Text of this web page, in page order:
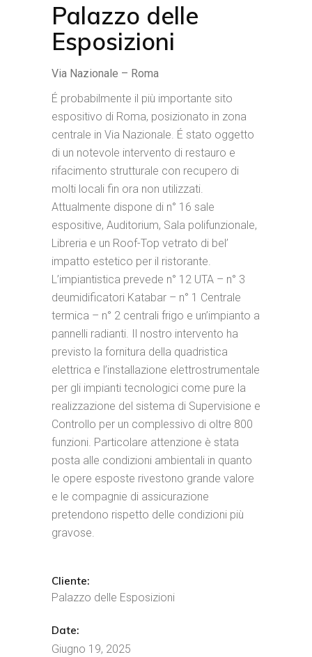
Palazzo delle
Esposizioni
Via Nazionale – Roma
É probabilmente il più importante sito
espositivo di Roma, posizionato in zona
centrale in Via Nazionale. É stato oggetto
di un notevole intervento di restauro e
rifacimento strutturale con recupero di
molti locali fin ora non utilizzati.
Attualmente dispone di n° 16 sale
espositive, Auditorium, Sala polifunzionale,
Libreria e un Roof-Top vetrato di bel’
impatto estetico per il ristorante.
L’impiantistica prevede n° 12 UTA – n° 3
deumidificatori Katabar – n° 1 Centrale
termica – n° 2 centrali frigo e un’impianto a
pannelli radianti. Il nostro intervento ha
previsto la fornitura della quadristica
elettrica e l’installazione elettrostrumentale
per gli impianti tecnologici come pure la
realizzazione del sistema di Supervisione e
Controllo per un complessivo di oltre 800
funzioni. Particolare attenzione è stata
posta alle condizioni ambientali in quanto
le opere esposte rivestono grande valore
e le compagnie di assicurazione
pretendono rispetto delle condizioni più
gravose.
Cliente:
Palazzo delle Esposizioni
Date:
Giugno 19, 2025